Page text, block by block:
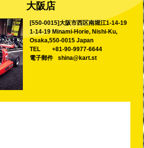
大阪店
[550-0015]大阪市西区南堀江1-14-19
1-14-19 Minami-Horie, Nishi-Ku,
Osaka,550-0015 Japan
TEL
+81-90-9977-6644
電子郵件
shina@kart.st